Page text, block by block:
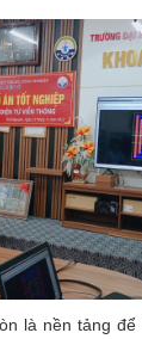
là nền tảng